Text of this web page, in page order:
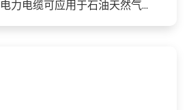
力电缆可应用于石油天然气...